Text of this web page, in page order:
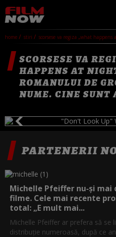
home stiri scorsese va regiza „what happens at night”, o
SCORSESE VA
HAPPENS AT
ROMANULUI DE
NUME. CINE
PARTENERII
Michelle Pfeiffer nu-și mai
filme. Cele mai recente
total: „E mult mai...
Michelle Pfeiffer ar prefera să se
distribuție numeroasă, după ce